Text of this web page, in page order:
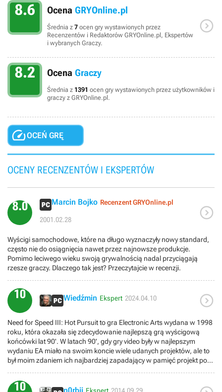
8.6 Ocena GRYOnline.pl
Średnia z 7 ocen gry wystawionych przez
Recenzentów i Redaktorów GRYOnline.pl, Ekspertów
i wybranych Graczy.

8.2 Ocena Graczy
Średnia z 1391 ocen gry wystawionych przez użytkowników i
graczy z GRYOnline.pl.
OCEŃ GRĘ
OCENY RECENZENTÓW I EKSPERTÓW
8.0 Marcin Bojko Recenzent GRYOnline.pl
2001.02.28 
Wyścigi samochodowe, które na długo wyznaczyły nowy standard,
często nie do osiągnięcia nawet przez najnowsze produkcje.
Pomimo leciwego wieku swoją grywalnością nadal przyciągają
rzesze graczy. Dlaczego tak jest? Przeczytajcie w recenzji.
10 Wiedźmin Ekspert 2024.04.10 
Need for Speed III: Hot Pursuit to gra Electronic Arts wydana w 1998
roku, która okazała się zdecydowanie najlepszą grą wyścigową
końcówki lat 90'. W latach 90', gdy gry video były w najlepszym
wydaniu EA miało na swoim koncie wiele udanych projektów, ale to
był moim zdaniem ich najbardziej zapadający w pamięć projekt pod
dzięki ogromnemu wizualnemu przeskokowi. To świetna gra
wyścigowa, która oferuje ekscytujące poczucie szybkości, czystą i
10 n0rbji Ekspert 2014.09.29